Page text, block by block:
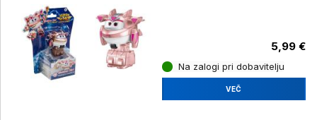
5,99 €
Na zalogi pri dobavitelju
VEČ